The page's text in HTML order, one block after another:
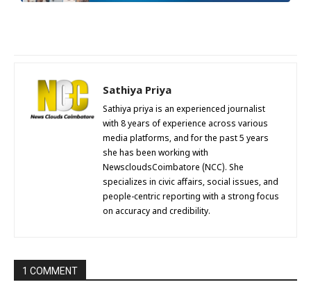
Sathiya Priya
Sathiya priya is an experienced journalist
with 8 years of experience across various
media platforms, and for the past 5 years
she has been working with
NewscloudsCoimbatore (NCC). She
specializes in civic affairs, social issues, and
people-centric reporting with a strong focus
on accuracy and credibility.
1 COMMENT